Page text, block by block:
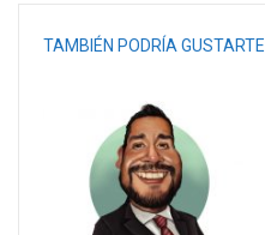
TAMBIÉN PODRÍA GUSTARTE